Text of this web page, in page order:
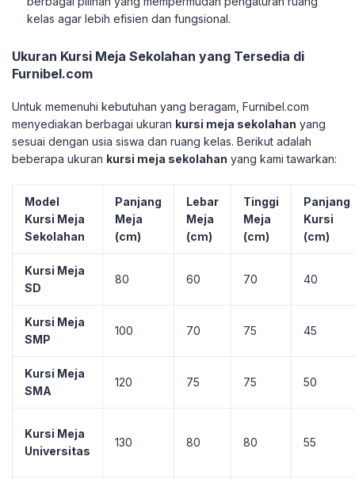
kelas agar lebih efisien dan fungsional.
Ukuran Kursi Meja Sekolahan yang Tersedia di
Furnibel.com
Untuk memenuhi kebutuhan yang beragam, Furnibel.com
menyediakan berbagai ukuran kursi meja sekolahan yang
sesuai dengan usia siswa dan ruang kelas. Berikut adalah
beberapa ukuran kursi meja sekolahan yang kami tawarkan:
Model
Kursi Meja
Sekolahan
Panjang
Meja
(cm)
Lebar
Meja
(cm)
Tinggi
Meja
(cm)
Panjang
Kursi
(cm)
Kursi Meja
SD
80 60 70 40
Kursi Meja
SMP
100 70 75 45
Kursi Meja
SMA
120 75 75 50
Kursi Meja
Universitas
130 80 80 55